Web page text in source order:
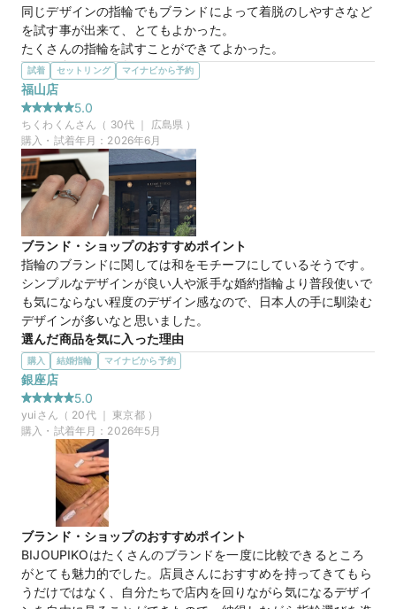
価格帯 15万円
マイナビ限定 来店特典
この店舗のおすすめ特典情報
WEB来店予約で、マイナビとBIJOUPIKOから ¥16,000分の電子マ
ネー＆金券プレゼント！
同じデザインの指輪でもブランドによって着脱のしやすさなど
を試す事が出来て、とてもよかった。
たくさんの指輪を試すことができてよかった。
選んだ商品を気に入った理由
最後まで二つのデザインに悩みましたが、一つはウェーブのデ
ザインで、斜め上までダイヤが埋め込まれているのがお気に入
りポイントでした。
もう一つは、少し個性的な柄をしていて、唯一無二な感じがし
たのでとても悩みました。
この店舗の良かったところ
店員さんが気に入った指輪の中からトーナメント戦にして最終
的に残ったものを選んでいくといいと教えてくださって、見過
ぎてわからなくなってしまうということがなかった。指輪のつ
け外し方のコツも教えてくれたり、外での見え方を実際に外に
行かせてくれて見せてくれたりととても良かったです。
価格帯 50万円
マイナビ限定 来店特典
この店舗のおすすめ特典情報
WEB来店予約で、マイナビとBIJOUPIKOから ¥16,000分の電子マ
ネー＆金券プレゼント！
試着 セットリング マイナビから予約
福山店
5.0
ちくわくんさん（ 30代 ｜ 広島県 ）
購入・試着年月： 2026年6月
ブランド・ショップのおすすめポイント
指輪のブランドに関しては和をモチーフにしているそうです。
シンプルなデザインが良い人や派手な婚約指輪より普段使いで
も気にならない程度のデザイン感なので、日本人の手に馴染む
デザインが多いなと思いました。
選んだ商品を気に入った理由
他のブランドさんの指輪も見ましたが、自分的に細さとウェー
ブの感じ、婚約指輪と合わせて付けた時の結婚指輪のバランス
が良かったので第一印象で決めました！
男性側の結婚指輪のデザインも彼が他のリングとは少し違うデ
ザインがありお互いに気に入ったので即決でした。
この店舗の良かったところ
指輪のことが全く分からない状態でお伺いし、「かなり悩まれ
る方もいらっしゃるのでゆっくりご覧ください」とお声がけい
ただいた上、すごい親身になって相談・提案をしていただき、
緊張せず決めることができました。
ありがとうございました！
商品名 【TOWA】蒼蒼 そうそう
購入 結婚指輪 マイナビから予約
銀座店
5.0
yui さん（ 20代 ｜ 東京都）
購入・試着年月： 2026年5月
ブランド・ショップのおすすめポイント
BIJOUPIKOはたくさんのブランドを一度に比較できるところ
がとても魅力的でした。店員さんにおすすめを持ってきてもら
うだけではなく、自分たちで店内を回りながら気になるデザイ